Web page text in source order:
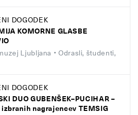
DOGODEK
KOMORNE GLASBE
Ljubljana • Odrasli, študenti,
DOGODEK
DUO GUBENŠEK–PUCIHAR –
izbranih nagrajencev TEMSIG